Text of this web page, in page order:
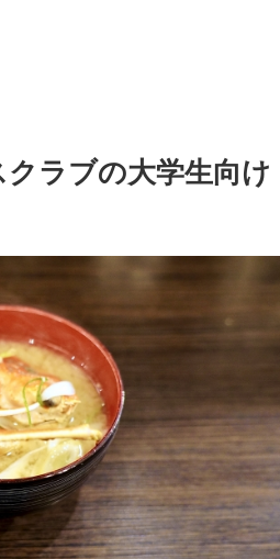
ラブの大学生向け